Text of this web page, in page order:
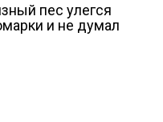
пес улегся
и не думал